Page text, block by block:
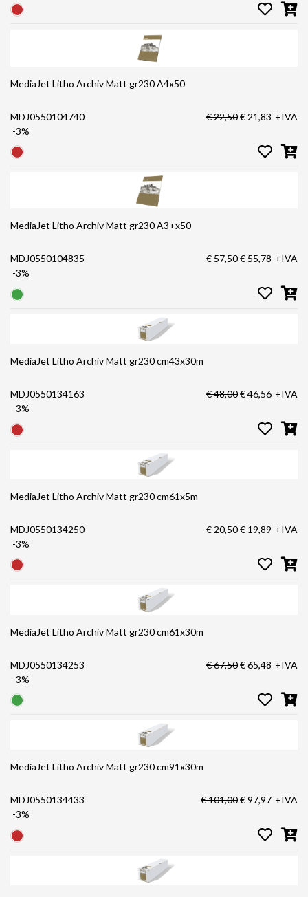
MediaJet Litho Archiv Matt gr230 A4x50
MDJ0550104740
-3%
€ 22,50€ 21,83 +IVA
MediaJet Litho Archiv Matt gr230 A3+x50
MDJ0550104835
-3%
€ 57,50€ 55,78 +IVA
MediaJet Litho Archiv Matt gr230 cm43x30m
MDJ0550134163
-3%
€ 48,00€ 46,56 +IVA
MediaJet Litho Archiv Matt gr230 cm61x5m
MDJ0550134250
-3%
€ 20,50€ 19,89 +IVA
MediaJet Litho Archiv Matt gr230 cm61x30m
MDJ0550134253
-3%
€ 67,50€ 65,48 +IVA
MediaJet Litho Archiv Matt gr230 cm91x30m
MDJ0550134433
-3%
€ 101,00€ 97,97 +IVA